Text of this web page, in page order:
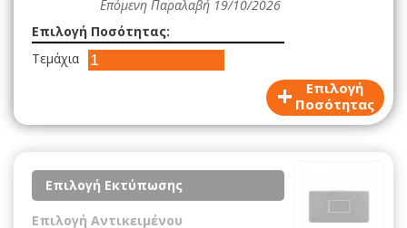
+
Επιλογή
Ποσότητας
Επόμενη Παραλαβή 19/10/2026
Επιλογή Ποσότητας:
Τεμάχια
Επιλογή Εκτύπωσης
Επιλογή Αντικειμένου